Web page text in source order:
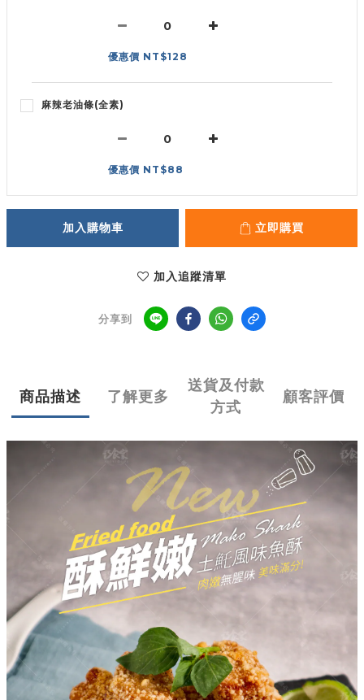
優惠價 NT$128
麻辣老油條(全素)
優惠價 NT$88
加入購物車 立即購買
加入追蹤清單
分享到
商品描述 了解更多
送貨及付款
方式
顧客評價